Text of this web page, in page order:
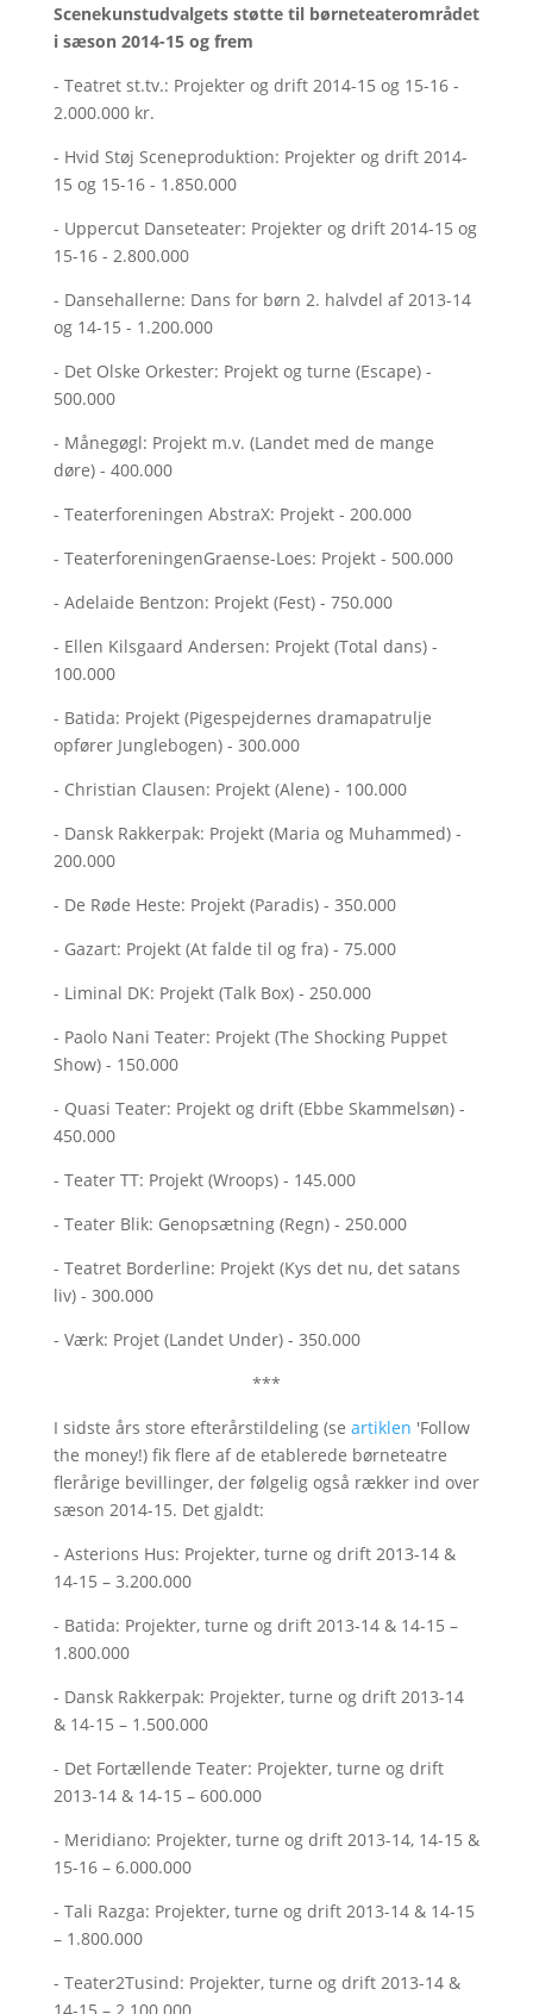
Scenekunstudvalgets støtte til børneteaterområdet
i sæson 2014-15 og frem
- Teatret st.tv.: Projekter og drift 2014-15 og 15-16 -
2.000.000 kr.
- Hvid Støj Sceneproduktion: Projekter og drift 2014-
15 og 15-16 - 1.850.000
- Uppercut Danseteater: Projekter og drift 2014-15 og
15-16 - 2.800.000
- Dansehallerne: Dans for børn 2. halvdel af 2013-14
og 14-15 - 1.200.000
- Det Olske Orkester: Projekt og turne (Escape) -
500.000
- Månegøgl: Projekt m.v. (Landet med de mange
døre) - 400.000
- Teaterforeningen AbstraX: Projekt - 200.000
- TeaterforeningenGraense-Loes: Projekt - 500.000
- Adelaide Bentzon: Projekt (Fest) - 750.000
- Ellen Kilsgaard Andersen: Projekt (Total dans) -
100.000
- Batida: Projekt (Pigespejdernes dramapatrulje
opfører Junglebogen) - 300.000
- Christian Clausen: Projekt (Alene) - 100.000
- Dansk Rakkerpak: Projekt (Maria og Muhammed) -
200.000
- De Røde Heste: Projekt (Paradis) - 350.000
- Gazart: Projekt (At falde til og fra) - 75.000
- Liminal DK: Projekt (Talk Box) - 250.000
- Paolo Nani Teater: Projekt (The Shocking Puppet
Show) - 150.000
- Quasi Teater: Projekt og drift (Ebbe Skammelsøn) -
450.000
- Teater TT: Projekt (Wroops) - 145.000
- Teater Blik: Genopsætning (Regn) - 250.000
- Teatret Borderline: Projekt (Kys det nu, det satans
liv) - 300.000
- Værk: Projet (Landet Under) - 350.000
***
I sidste års store efterårstildeling (se artiklen 'Follow
the money!) fik flere af de etablerede børneteatre
flerårige bevillinger, der følgelig også rækker ind over
sæson 2014-15. Det gjaldt:
- Asterions Hus: Projekter, turne og drift 2013-14 &
14-15 – 3.200.000
- Batida: Projekter, turne og drift 2013-14 & 14-15 –
1.800.000
- Dansk Rakkerpak: Projekter, turne og drift 2013-14
& 14-15 – 1.500.000
- Det Fortællende Teater: Projekter, turne og drift
2013-14 & 14-15 – 600.000
- Meridiano: Projekter, turne og drift 2013-14, 14-15 &
15-16 – 6.000.000
- Tali Razga: Projekter, turne og drift 2013-14 & 14-15
– 1.800.000
- Teater2Tusind: Projekter, turne og drift 2013-14 &